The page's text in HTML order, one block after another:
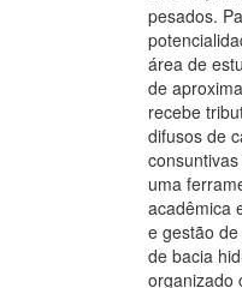
pesados.
área de
de
recebe
difusos de
uma
acadêmica
e gestão
de bacia
organizado